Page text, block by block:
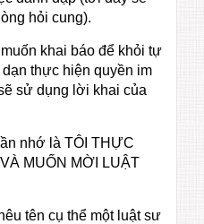
hỏi cung).
khai báo để khỏi tự
thực hiện quyền im
sử dụng lời khai của
nhớ là TÔI THỰC
MUỐN MỜI LUẬT
tên cụ thể một luật sư